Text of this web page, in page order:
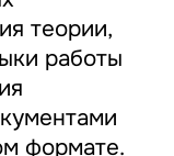
теории,
работы
формате.